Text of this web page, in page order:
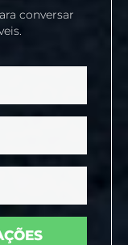
conversar